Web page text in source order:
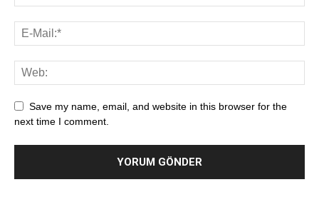
Save my name, email, and website in this browser for the
next time I comment.